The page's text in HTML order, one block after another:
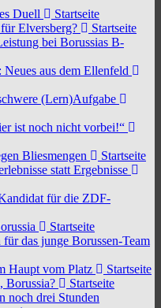
Duell
Startseite
Elversberg?
Startseite
bei Borussias B-
aus dem Ellenfeld
(Lern)Aufgabe
ist noch nicht vorbei!“
Bliesmengen
Startseite
statt Ergebnisse
für die ZDF-
Startseite
das junge Borussen-Team
Haupt vom Platz
Startseite
Borussia?
Startseite
noch drei Stunden